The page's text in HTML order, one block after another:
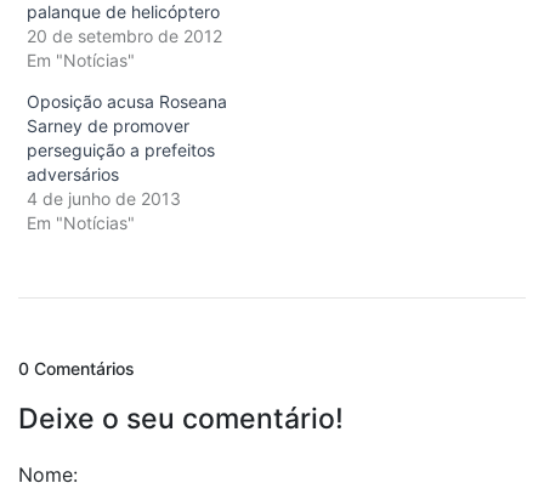
palanque de helicóptero
20 de setembro de 2012
Em "Notícias"
Oposição acusa Roseana
Sarney de promover
perseguição a prefeitos
adversários
4 de junho de 2013
Em "Notícias"
0 Comentários
Deixe o seu comentário!
Nome: